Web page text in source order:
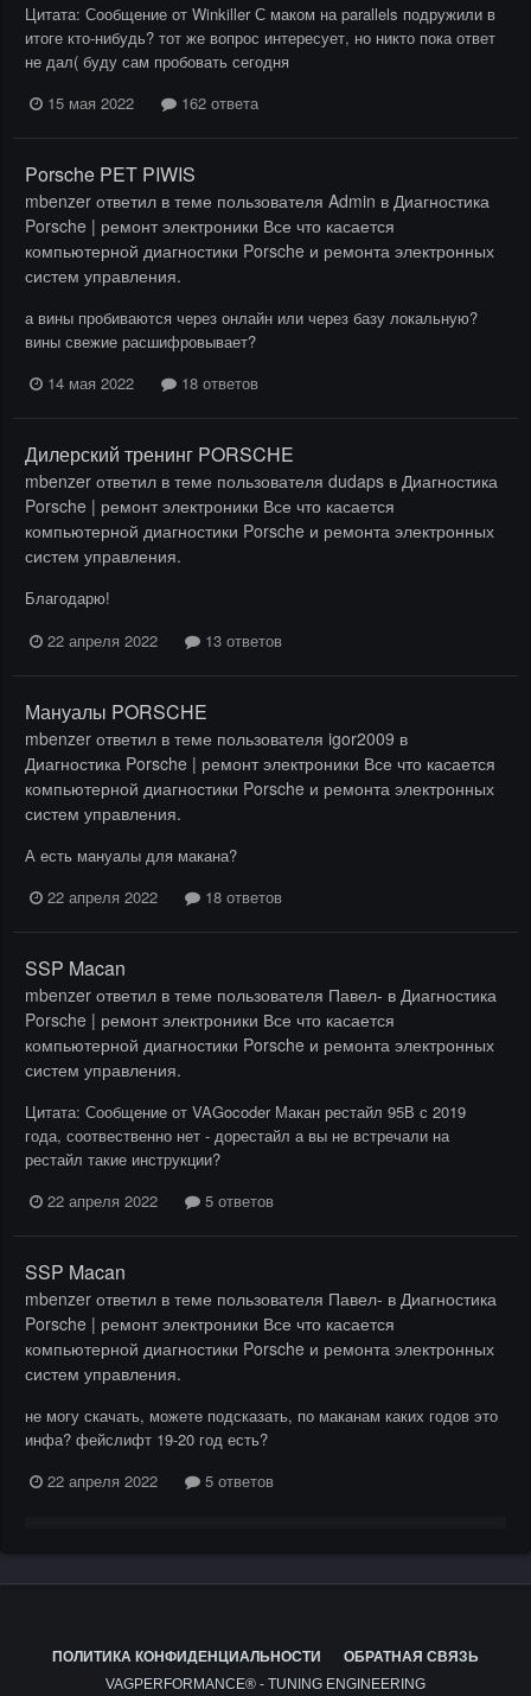
Цитата: Сообщение от Winkiller С маком на parallels подружили в
итоге кто-нибудь? тот же вопрос интересует, но никто пока ответ
не дал( буду сам пробовать сегодня
15 мая 2022
162 ответа
Porsche PET PIWIS
mbenzer ответил в теме пользователя Admin в Диагностика
Porsche | ремонт электроники Все что касается
компьютерной диагностики Porsche и ремонта электронных
систем управления.
а вины пробиваются через онлайн или через базу локальную?
вины свежие расшифровывает?
14 мая 2022
18 ответов
Дилерский тренинг PORSCHE
mbenzer ответил в теме пользователя dudaps в Диагностика
Porsche | ремонт электроники Все что касается
компьютерной диагностики Porsche и ремонта электронных
систем управления.
Благодарю!
22 апреля 2022
13 ответов
Мануалы PORSCHE
mbenzer ответил в теме пользователя igor2009 в
Диагностика Porsche | ремонт электроники Все что касается
компьютерной диагностики Porsche и ремонта электронных
систем управления.
А есть мануалы для макана?
22 апреля 2022
18 ответов
SSP Macan
mbenzer ответил в теме пользователя Павел- в Диагностика
Porsche | ремонт электроники Все что касается
компьютерной диагностики Porsche и ремонта электронных
систем управления.
Цитата: Сообщение от VAGocoder Макан рестайл 95В с 2019
года, соотвественно нет - дорестайл а вы не встречали на
рестайл такие инструкции?
22 апреля 2022
5 ответов
SSP Macan
mbenzer ответил в теме пользователя Павел- в Диагностика
Porsche | ремонт электроники Все что касается
компьютерной диагностики Porsche и ремонта электронных
систем управления.
не могу скачать, можете подсказать, по маканам каких годов это
инфа? фейслифт 19-20 год есть?
22 апреля 2022
5 ответов
ПОЛИТИКА КОНФИДЕНЦИАЛЬНОСТИ
ОБРАТНАЯ СВЯЗЬ
VAGPERFORMANCE® - TUNING ENGINEERING